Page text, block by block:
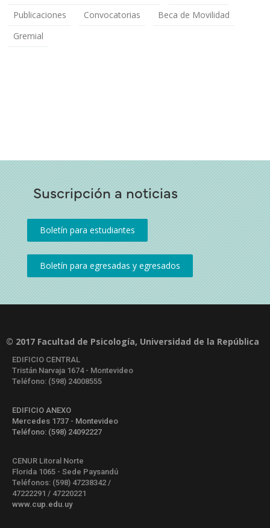
Publicaciones
Convocatorias
Beca de Movilidad
Gremial
Suscripción a noticias
© 2017 Facultad de Psicología, Universidad de la República
EDIFICIO CENTRAL
Tristán Narvaja 1674 - Montevideo
Teléfono: (598) 24008555
EDIFICIO ANEXO
Mercedes 1737 - Montevideo
Teléfono: (598) 24092227
CENUR Litoral Norte
Florida 1065 - Sede Paysandú
Teléfonos: (598) 47238342 /
47222291 / 47220221
www.cup.edu.uy